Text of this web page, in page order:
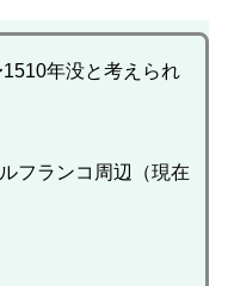
年没と考えられ
フランコ周辺（現在